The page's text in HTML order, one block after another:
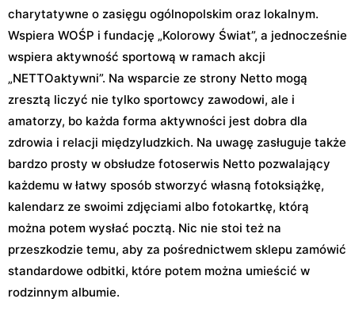
charytatywne o zasięgu ogólnopolskim oraz lokalnym.
Wspiera WOŚP i fundację „Kolorowy Świat”, a jednocześnie
wspiera aktywność sportową w ramach akcji
„NETTOaktywni”. Na wsparcie ze strony Netto mogą
zresztą liczyć nie tylko sportowcy zawodowi, ale i
amatorzy, bo każda forma aktywności jest dobra dla
zdrowia i relacji międzyludzkich. Na uwagę zasługuje także
bardzo prosty w obsłudze fotoserwis Netto pozwalający
każdemu w łatwy sposób stworzyć własną fotoksiążkę,
kalendarz ze swoimi zdjęciami albo fotokartkę, którą
można potem wysłać pocztą. Nic nie stoi też na
przeszkodzie temu, aby za pośrednictwem sklepu zamówić
standardowe odbitki, które potem można umieścić w
rodzinnym albumie.